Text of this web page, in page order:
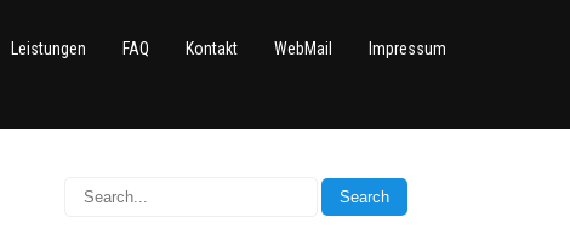
Leistungen FAQ Kontakt WebMail Impressum